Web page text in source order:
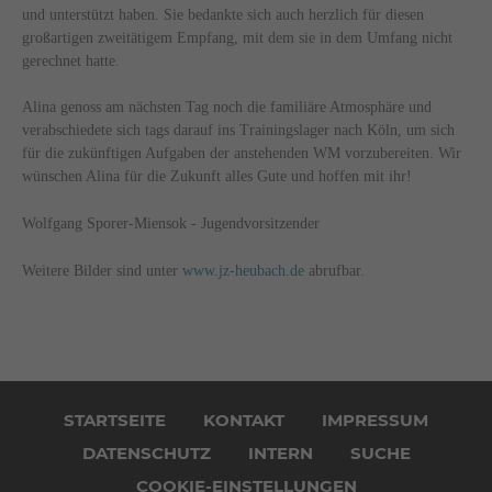
und unterstützt haben. Sie bedankte sich auch herzlich für diesen
großartigen zweitätigem Empfang, mit dem sie in dem Umfang nicht
gerechnet hatte.
Alina genoss am nächsten Tag noch die familiäre Atmosphäre und
verabschiedete sich tags darauf ins Trainingslager nach Köln, um sich
für die zukünftigen Aufgaben der anstehenden WM vorzubereiten. Wir
wünschen Alina für die Zukunft alles Gute und hoffen mit ihr!
Wolfgang Sporer-Miensok - Jugendvorsitzender
Weitere Bilder sind unter www.jz-heubach.de abrufbar.
überspringenSTARTSEITE KONTAKT
IMPRESSUM
DATENSCHUTZ
INTERN
SUCHE
COOKIE-EINSTELLUNGEN